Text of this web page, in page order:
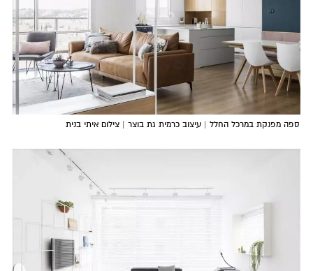
ספה מפנקת במרכל החלל | עיצוב כרמית גת בוצר | צילום איתי בנית